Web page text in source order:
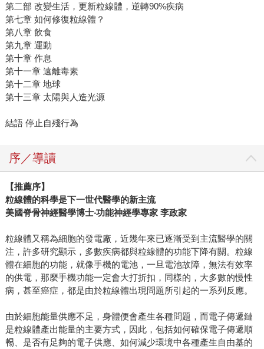
第二部 改變生活，更新粒線體，逆轉90%疾病
第七章 如何修復粒線體？
第八章 飲食
第九章 運動
第十章 作息
第十一章 遠離毒素
第十二章 地球
第十三章 太陽與人造光源
結語 停止自殘行為
序／導讀
【推薦序】
粒線體的科學是下一世代醫學的新主流
美國脊骨神經醫學博士‧功能神經學專家 李政家
粒線體⼜稱為細胞的發電廠，近幾年來已逐漸受到主流醫學的關
注，許多研究顯⽰，多數疾病都與粒線體的功能下降有關。粒線
體在細胞的功能，就像⼿機的電池，一旦電池故障，無法有效率
的供電，那麼⼿機功能⼀定會⼤打折扣，同樣的，⼤多數的慢性
病，甚⾄癌症，都是由於粒線體出現問題所引起的⼀系列反應。
由於細胞能量供應不⾜，身體便會產⽣各種問題，而電⼦傳遞鏈
是粒線體產出能量的主要⽅式，因此，包括如何確保電⼦傳遞順
𣈱、是否有⾜夠的電⼦供應、如何減少環境中各種產⽣⾃由基的